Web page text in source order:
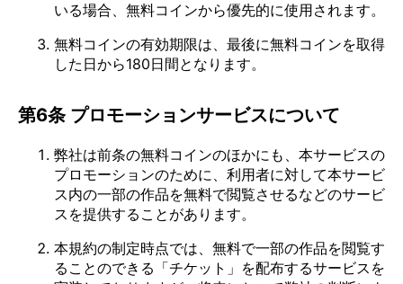
いる場合、無料コインから優先的に使用されます。
無料コインの有効期限は、最後に無料コインを取得
した日から180日間となります。
第6条 プロモーションサービスについて
弊社は前条の無料コインのほかにも、本サービスの
プロモーションのために、利用者に対して本サービ
ス内の一部の作品を無料で閲覧させるなどのサービ
スを提供することがあります。
本規約の制定時点では、無料で一部の作品を閲覧す
ることのできる「チケット」を配布するサービスを